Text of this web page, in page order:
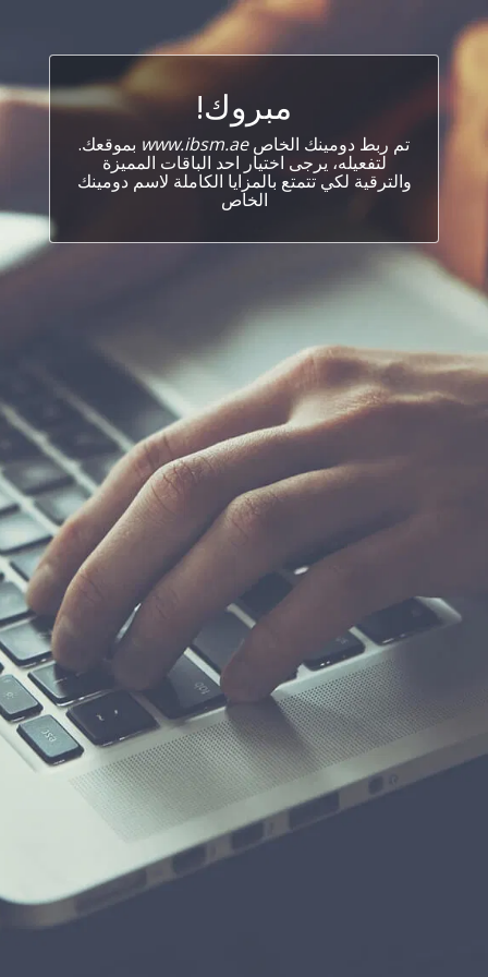
مبروك!
تم ربط دومينك الخاصwww.ibsm.ae بموقعك.
لتفعيله، يرجى اختيار احد الباقات المميزة
والترقية لكي تتمتع بالمزايا الكاملة لاسم دومينك
الخاص